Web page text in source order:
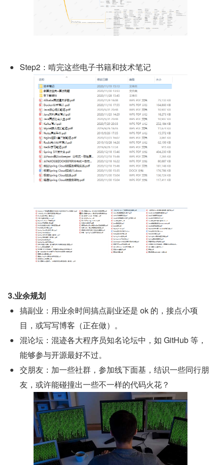
Step2：啃完这些电子书籍和技术笔记
3.业余规划
搞副业：用业余时间搞点副业还是 ok 的，接点小项
目，或写写博客（正在做）。
混论坛：混迹各大程序员知名论坛中，如 GitHub 等，
能够参与开源最好不过。
交朋友：加一些社群，参加线下面基，结识一些同行朋
友，或许能碰撞出一些不一样的代码火花？